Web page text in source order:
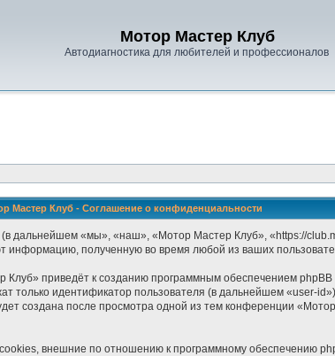
Мотор Мастер Клуб
Автодиагностика для любителей и профессионалов
Мастер Клуб - Соглашение о конфиденциальности
дальнейшем «мы», «наш», «Мотор Мастер Клуб», «https://
информацию, полученную во время любой из ваших
приведёт к созданию программным обеспечением
только идентификатор пользователя (в дальнейшем «user-
создана после просмотра одной из тем конференции
внешние по отношению к программному обеспечению